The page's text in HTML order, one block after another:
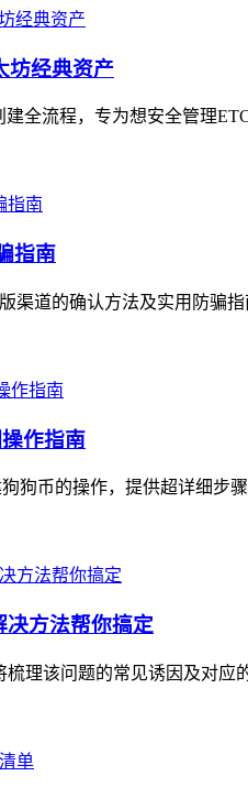
坊经典资产
全流程，专为想安全管理
指南
渠道的确认方法及实用防骗
作指南
狗币的操作，提供超详细
决方法帮你搞定
理该问题的常见诱因及对